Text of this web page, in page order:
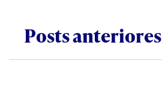
Posts anteriores